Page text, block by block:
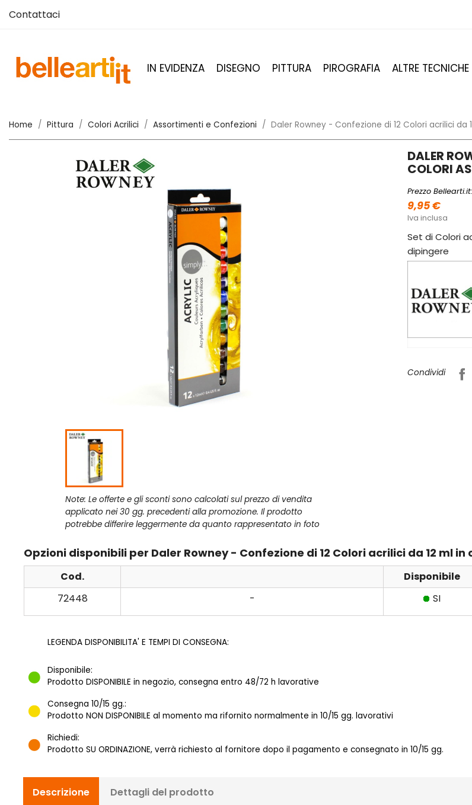
Contattaci
IN EVIDENZA DISEGNO PITTURA PIROGRAFIA ALTRE TECNICHE
Home Pittura Colori Acrilici Assortimenti e Confezioni Daler Rowney - Confezione di 12 Colori acrilici da
Note: Le offerte e gli sconti sono calcolati sul prezzo di vendita
applicato nei 30 gg. precedenti alla promozione. Il prodotto
potrebbe differire leggermente da quanto rappresentato in foto
DALER
COLORI
Prezzo Bellearti.it:
9,95 €
Iva inclusa
Set di Colori
dipingere
Condividi
Opzioni disponibili per Daler Rowney - Confezione di 12 Colori acrilici da 12 ml
Cod. Disponibile
72448
- SI
LEGENDA DISPONIBILITA' E TEMPI DI CONSEGNA:
Disponibile:
Prodotto DISPONIBILE in negozio, consegna entro 48/72 h lavorative
Consegna 10/15 gg.:
Prodotto NON DISPONIBILE al momento ma rifornito normalmente in 10/15 gg. lavorativi
Richiedi:
Prodotto SU ORDINAZIONE, verrà richiesto al fornitore dopo il pagamento e consegnato in 10/15 gg.
Descrizione Dettagli del prodotto